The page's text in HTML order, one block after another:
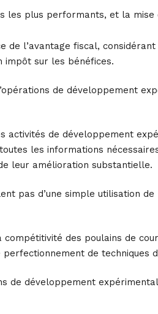
les plus performants, et la
de l’avantage fiscal,
impôt sur les bénéfices.
de développement
de développement
les informations
leur amélioration substantielle.
pas d’une simple utilisation de
des poulains de
de techniques
de développement